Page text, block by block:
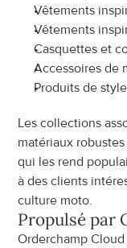
Vêtements
Vêtements
Casquettes et
Accessoires de
Produits de
Les collections
matériaux
qui les rend
à des clients
culture moto.
Propulsé par
Orderchamp